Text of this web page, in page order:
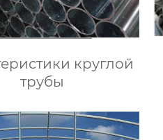
круглой
трубы